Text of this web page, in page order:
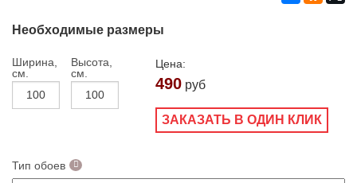
Необходимые размеры
Ширина,
см.
Высота,
см.
Цена:
490 руб
ЗАКАЗАТЬ В ОДИН КЛИК
Тип обоев